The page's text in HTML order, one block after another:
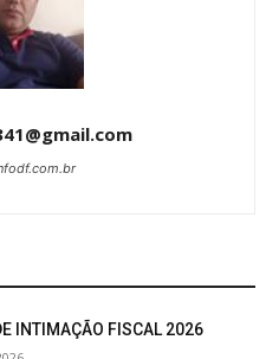
INTIMAÇÃO FISCAL 2026